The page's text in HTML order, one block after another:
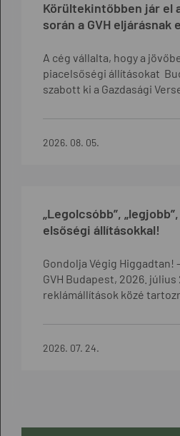
Körültekintőbben jár el
során a GVH eljárásnak
A cég vállalta, hogy a
piacelsőségi állításokat
szabott ki a Gazdasági
2026. 08. 05.
„Legolcsóbb”,
elsőségi állításokkal!
Gondolja Végig
GVH Budapest, 2026.
reklámállítások közé
2026. 07. 24.